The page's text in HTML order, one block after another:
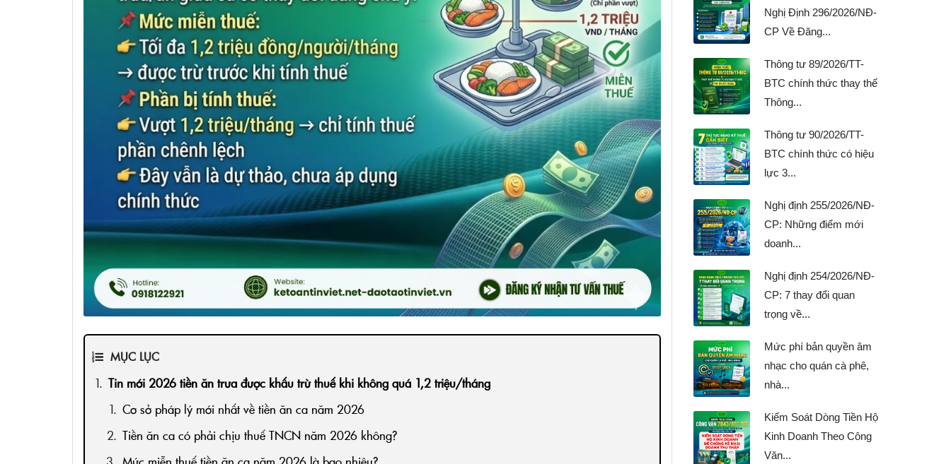
MỤC LỤC
Tin mới 2026 tiền ăn trưa được khấu trừ thuế khi không quá 1,2 triệu/tháng
Cơ sở pháp lý mới nhất về tiền ăn ca năm 2026
Tiền ăn ca có phải chịu thuế TNCN năm 2026 không?
Nghị Định 296/2026/NĐ-
CP Về Đăng...
Thông tư 89/2026/TT-
BTC chính thức thay thế
Thông...
Thông tư 90/2026/TT-
BTC chính thức có hiệu
lực 3...
Nghị định 255/2026/NĐ-
CP: Những điểm mới
doanh...
Nghị định 254/2026/NĐ-
CP: 7 thay đổi quan
trọng về...
Mức phí bản quyền âm
nhạc cho quán cà phê,
nhà...
Kiểm Soát Dòng Tiền Hộ
Kinh Doanh Theo Công
Văn...